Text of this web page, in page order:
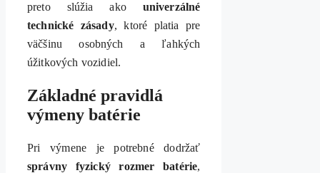
preto slúžia ako univerzálné
technické zásady, ktoré platia pre
väčšinu osobných a ľahkých
úžitkových vozidiel.
Základné pravidlá
výmeny batérie
Pri výmene je potrebné dodržať
správny fyzický rozmer batérie,